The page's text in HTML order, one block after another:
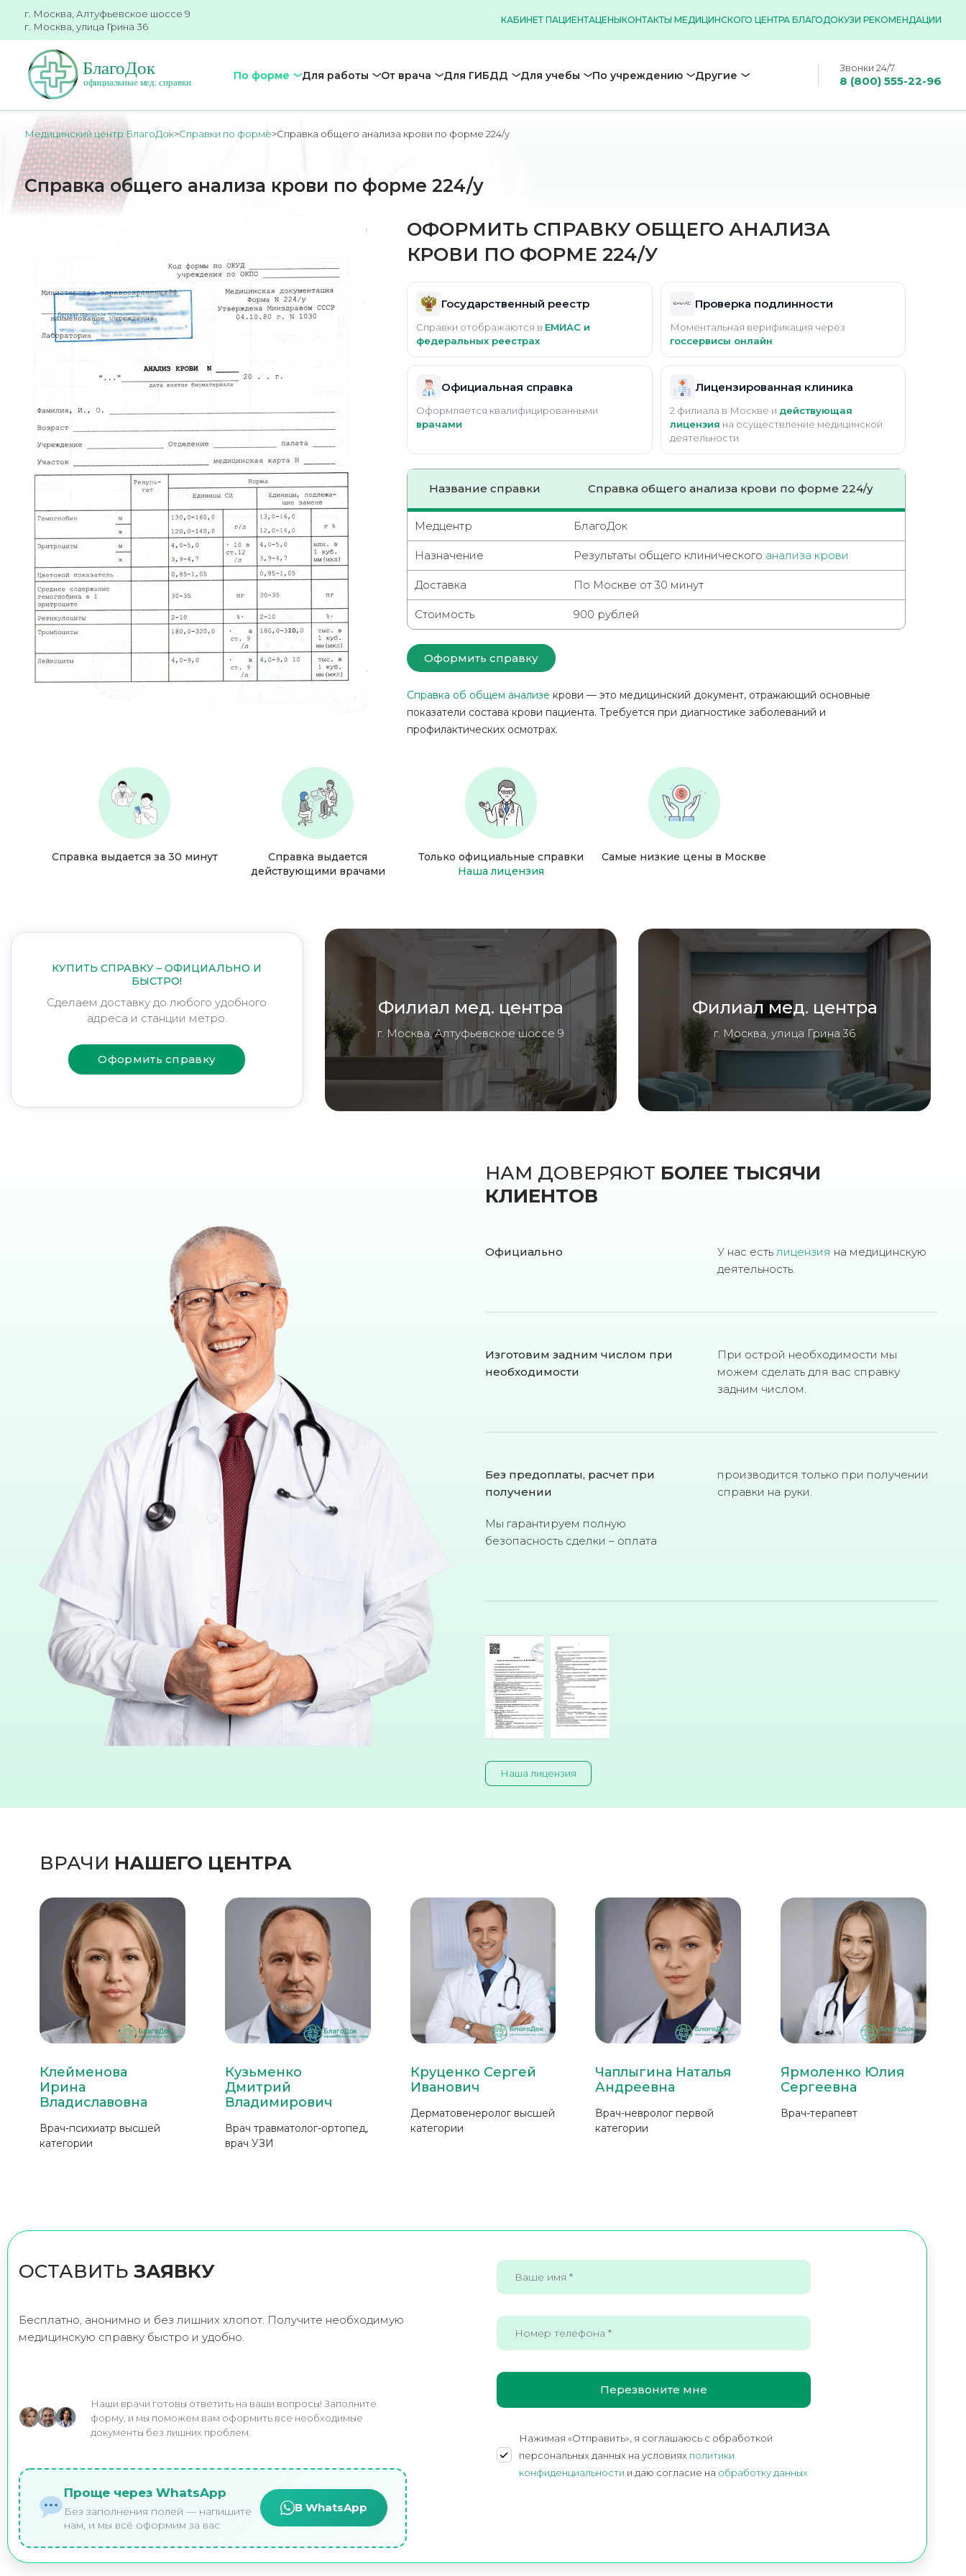
г. Москва, Алтуфьевское шоссе 9
г. Москва, улица Грина 36
КАБИНЕТ ПАЦИЕНТАЦЕНЫКОНТАКТЫ МЕДИЦИНСКОГО ЦЕНТРА БЛАГОДОКУЗИ РЕКОМЕНДАЦИИ
По форме Для работы От врача Для ГИБДД Для учебы По учреждению Другие
Звонки 24/7
8 (800) 555-22-96
Медицинский центр БлагоДок>Справки по форме>Справка общего анализа крови по форме 224/у
Справка общего анализа крови по форме 224/у
ОФОРМИТЬ СПРАВКУ ОБЩЕГО АНАЛИЗА
КРОВИ ПО ФОРМЕ 224/У
Государственный реестр
Справки отображаются в ЕМИАС и
федеральных реестрах
Проверка подлинности
Моментальная верификация через
госсервисы онлайн
Официальная справка
Оформляется квалифицированными
врачами
Лицензированная клиника
2 филиала в Москве и действующая
лицензия на осуществление медицинской
деятельности
Название справки Справка общего анализа крови по форме 224/у
Медцентр БлагоДок
Назначение Результаты общего клинического анализа крови
Доставка По Москве от 30 минут
Стоимость 900 рублей
Оформить справку
Справка об общем анализе крови — это медицинский документ, отражающий основные
показатели состава крови пациента. Требуется при диагностике заболеваний и
профилактических осмотрах.
Справка выдается за 30 минут
Справка выдается
действующими врачами
Только официальные справки
Наша лицензия
Самые низкие цены в Москве
КУПИТЬ СПРАВКУ – ОФИЦИАЛЬНО И
БЫСТРО!
Сделаем доставку до любого удобного
адреса и станции метро.
Оформить справку
Филиал мед. центра
г. Москва, Алтуфьевское шоссе 9
Филиал мед. центра
г. Москва, улица Грина 36
НАМ ДОВЕРЯЮТ БОЛЕЕ ТЫСЯЧИ
КЛИЕНТОВ
Официально У нас есть лицензия на медицинскую
деятельность.
Изготовим задним числом при
необходимости
При острой необходимости мы
можем сделать для вас справку
задним числом.
Без предоплаты, расчет при
получении
Мы гарантируем полную
безопасность сделки – оплата
производится только при получении
справки на руки.
Наша лицензия
ВРАЧИ НАШЕГО ЦЕНТРА
Клейменова
Ирина
Владиславовна
Врач-психиатр высшей
категории
Кузьменко
Дмитрий
Владимирович
Врач травматолог-ортопед,
врач УЗИ
Круценко Сергей
Иванович
Дерматовенеролог высшей
категории
Чаплыгина Наталья
Андреевна
Врач-невролог первой
категории
Ярмоленко Юлия
Сергеевна
Врач-терапевт
ОСТАВИТЬ ЗАЯВКУ
Бесплатно, анонимно и без лишних хлопот. Получите необходимую
медицинскую справку быстро и удобно.
Наши врачи готовы ответить на ваши вопросы! Заполните
форму, и мы поможем вам оформить все необходимые
документы без лишних проблем.
Проще через WhatsApp
Без заполнения полей — напишите
нам, и мы всё оформим за вас
В WhatsApp
Нажимая «Отправить», я соглашаюсь c обработкой
персональных данных на условиях политики
конфиденциальности и даю согласие на обработку данных